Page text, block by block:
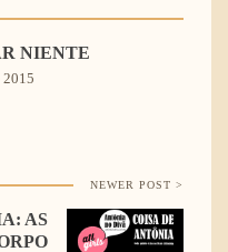
NIENTE
2015
NEWER POST >
AS